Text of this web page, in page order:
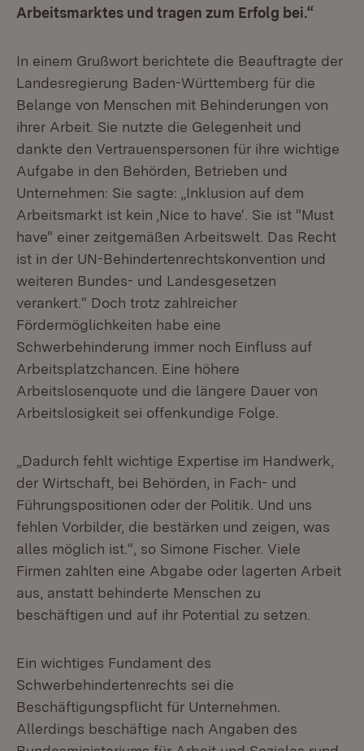
Arbeitsmarktes und tragen zum Erfolg bei.“
In einem Grußwort berichtete die Beauftragte der
Landesregierung Baden-Württemberg für die
Belange von Menschen mit Behinderungen von
ihrer Arbeit. Sie nutzte die Gelegenheit und
dankte den Vertrauenspersonen für ihre wichtige
Aufgabe in den Behörden, Betrieben und
Unternehmen: Sie sagte: „Inklusion auf dem
Arbeitsmarkt ist kein ‚Nice to have‘. Sie ist "Must
have" einer zeitgemäßen Arbeitswelt. Das Recht
ist in der UN-Behindertenrechtskonvention und
weiteren Bundes- und Landesgesetzen
verankert.“ Doch trotz zahlreicher
Fördermöglichkeiten habe eine
Schwerbehinderung immer noch Einfluss auf
Arbeitsplatzchancen. Eine höhere
Arbeitslosenquote und die längere Dauer von
Arbeitslosigkeit sei offenkundige Folge.
„Dadurch fehlt wichtige Expertise im Handwerk,
der Wirtschaft, bei Behörden, in Fach- und
Führungspositionen oder der Politik. Und uns
fehlen Vorbilder, die bestärken und zeigen, was
alles möglich ist.“, so Simone Fischer. Viele
Firmen zahlten eine Abgabe oder lagerten Arbeit
aus, anstatt behinderte Menschen zu
beschäftigen und auf ihr Potential zu setzen.
Ein wichtiges Fundament des
Schwerbehindertenrechts sei die
Beschäftigungspflicht für Unternehmen.
Allerdings beschäftige nach Angaben des